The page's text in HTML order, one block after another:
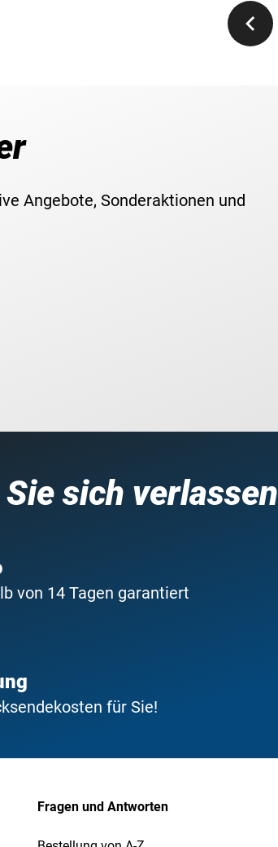
Angebote, Sonderaktionen und
sich verlassen
von 14 Tagen garantiert
für Sie!
Fragen und Antworten